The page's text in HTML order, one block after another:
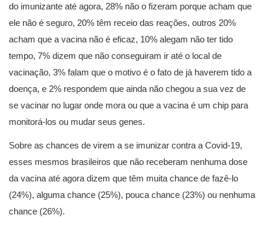
do imunizante até agora, 28% não o fizeram porque acham que
ele não é seguro, 20% têm receio das reações, outros 20%
acham que a vacina não é eficaz, 10% alegam não ter tido
tempo, 7% dizem que não conseguiram ir até o local de
vacinação, 3% falam que o motivo é o fato de já haverem tido a
doença, e 2% respondem que ainda não chegou a sua vez de
se vacinar no lugar onde mora ou que a vacina é um chip para
monitorá-los ou mudar seus genes.
Sobre as chances de virem a se imunizar contra a Covid-19,
esses mesmos brasileiros que não receberam nenhuma dose
da vacina até agora dizem que têm muita chance de fazê-lo
(24%), alguma chance (25%), pouca chance (23%) ou nenhuma
chance (26%).